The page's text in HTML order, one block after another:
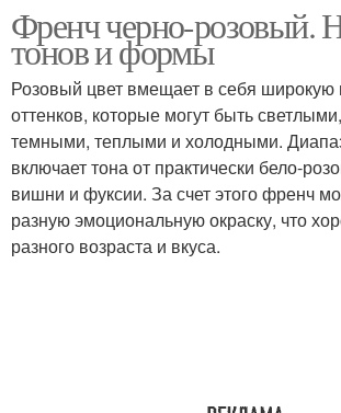
Французский маникюр
Леопардовый маникюр
Маникюр на короткие
Френч черно-розовый.
тонов и формы
Розовый цвет вмещает в себя широкую
оттенков, которые могут быть
темными, теплыми и холодными.
включает тона от практически бело-
вишни и фуксии. За счет этого френч
разную эмоциональную окраску, что
разного возраста и вкуса.